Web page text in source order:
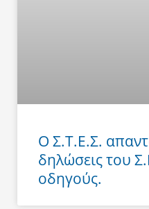
Ο Σ.Τ.Ε.Σ.
δηλώσεις του
οδηγούς.